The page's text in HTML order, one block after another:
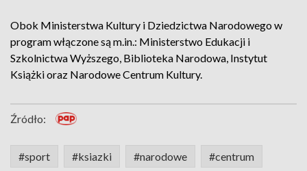
Obok Ministerstwa Kultury i Dziedzictwa Narodowego w
program włączone są m.in.: Ministerstwo Edukacji i
Szkolnictwa Wyższego, Biblioteka Narodowa, Instytut
Książki oraz Narodowe Centrum Kultury.
Źródło:
#sport #ksiazki #narodowe #centrum